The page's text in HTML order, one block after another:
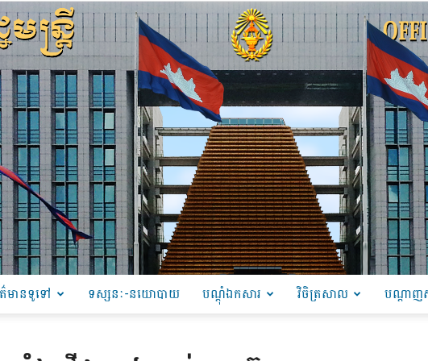
មានទូទៅ ទស្សនៈ-នយោបាយ បណ្ដុំឯកសារ វិចិត្រសាល បណ្តាញ